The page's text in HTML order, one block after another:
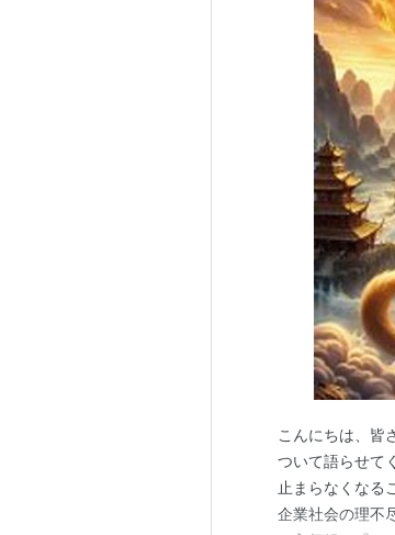
こんにちは、皆
ついて語らせて
止まらなくなる
企業社会の理不